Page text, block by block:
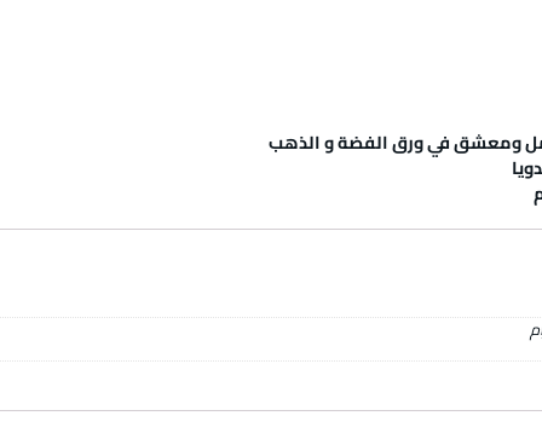
ومعشق في ورق الفضة و الذهب